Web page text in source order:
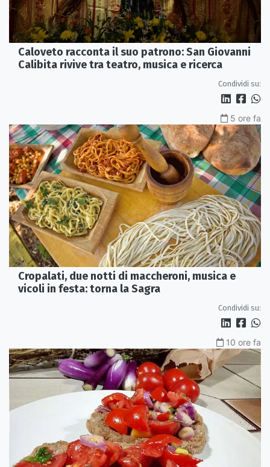
Caloveto racconta il suo patrono: San Giovanni
Calibita rivive tra teatro, musica e ricerca
Condividi su:
5 ore fa
Cropalati, due notti di maccheroni, musica e
vicoli in festa: torna la Sagra
Condividi su:
10 ore fa